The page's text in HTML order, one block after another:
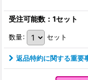
受注可能数：1セット
数量: セット
返品特約に関する重要